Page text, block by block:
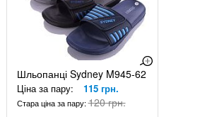
Шльопанці Sydney M945-62
Ціна за пару: 115 грн.
Стара ціна за пару:120 грн.